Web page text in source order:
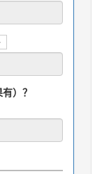
）？